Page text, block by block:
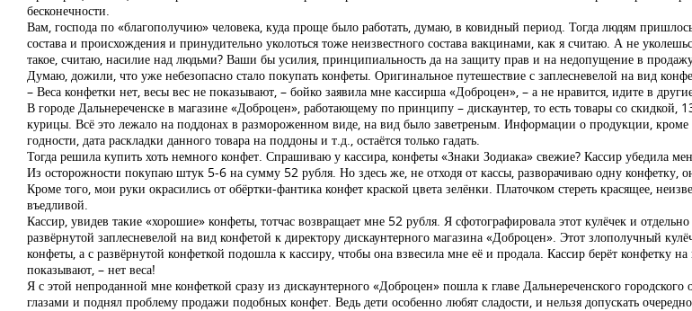
бесконечности.
Вам, господа по «благополучию» человека, куда проще было работать, думаю, в ковидный период. Тогда людям
состава и происхождения и принудительно уколоться тоже неизвестного состава вакцинами, как я считаю. А не
такое, считаю, насилие над людьми? Ваши бы усилия, принципиальность да на защиту прав и на недопущение в
Думаю, дожили, что уже небезопасно стало покупать конфеты. Оригинальное путешествие с заплесневелой на вид
– Веса конфетки нет, весы вес не показывают, – бойко заявила мне кассирша «Доброцен», – а не нравится, идите в
В городе Дальнереченске в магазине «Доброцен», работающему по принципу – дискаунтер, то есть товары со
курицы. Всё это лежало на поддонах в размороженном виде, на вид было заветреным. Информации о продукции, кроме
годности, дата раскладки данного товара на поддоны и т.д., остаётся только гадать.
Тогда решила купить хоть немного конфет. Спрашиваю у кассира, конфеты «Знаки Зодиака» свежие? Кассир убедила
Из осторожности покупаю штук 5-6 на сумму 52 рубля. Но здесь же, не отходя от кассы, разворачиваю одну конфетку,
Кроме того, мои руки окрасились от обёртки-фантика конфет краской цвета зелёнки. Платочком стереть красящее,
въедливой.
Кассир, увидев такие «хорошие» конфеты, тотчас возвращает мне 52 рубля. Я сфотографировала этот кулёчек и
развёрнутой заплесневелой на вид конфетой к директору дискаунтерного магазина «Доброцен». Этот злополучный
конфеты, а с развёрнутой конфеткой подошла к кассиру, чтобы она взвесила мне её и продала. Кассир берёт конфетку
показывают, – нет веса!
Я с этой непроданной мне конфеткой сразу из дискаунтерного «Доброцен» пошла к главе Дальнереченского
глазами и поднял проблему продажи подобных конфет. Ведь дети особенно любят сладости, и нельзя допускать